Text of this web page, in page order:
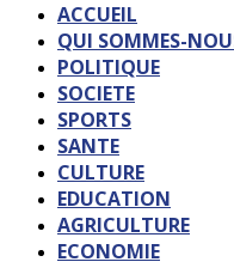
ACCUEIL
QUI SOMMES-
POLITIQUE
SOCIETE
SPORTS
SANTE
CULTURE
EDUCATION
AGRICULTURE
ECONOMIE